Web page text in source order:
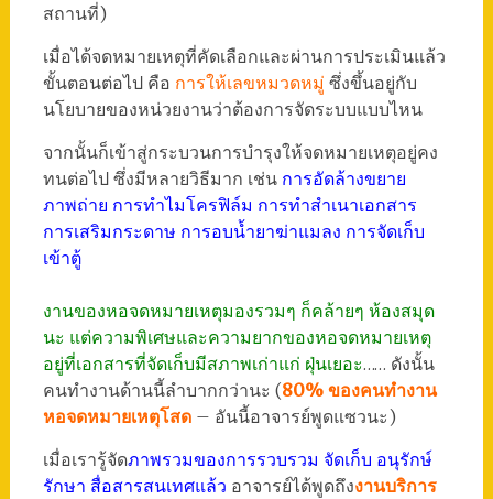
สถานที่)
เมื่อได้จดหมายเหตุที่คัดเลือกและผ่านการประเมินแล้ว
ขั้นตอนต่อไป คือ การให้เลขหมวดหมู่ ซึ่งขึ้นอยู่กับ
นโยบายของหน่วยงานว่าต้องการจัดระบบแบบไหน
จากนั้นก็เข้าสู่กระบวนการบำรุงให้จดหมายเหตุอยู่คง
ทนต่อไป ซึ่งมีหลายวิธีมาก เช่น การอัดล้างขยาย
ภาพถ่าย การทำไมโครฟิล์ม การทำสำเนาเอกสาร
การเสริมกระดาษ การอบน้ำยาฆ่าแมลง การจัดเก็บ
เข้าตู้
งานของหอจดหมายเหตุมองรวมๆ ก็คล้ายๆ ห้องสมุด
นะ แต่ความพิเศษและความยากของหอจดหมายเหตุ
อยู่ที่เอกสารที่จัดเก็บมีสภาพเก่าแก่ ฝุ่นเยอะ…… ดังนั้น
คนทำงานด้านนี้ลำบากกว่านะ (80% ของคนทำงาน
หอจดหมายเหตุโสด– อันนี้อาจารย์พูดแซวนะ)
เมื่อเรารู้จัดภาพรวมของการรวบรวม จัดเก็บ อนุรักษ์
รักษา สื่อสารสนเทศแล้ว อาจารย์ได้พูดถึงงานบริการ